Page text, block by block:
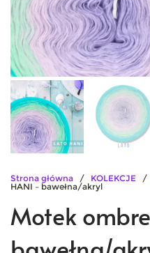
Strona główna / KOLEKCJE /
HANI – bawełna/akryl
Motek